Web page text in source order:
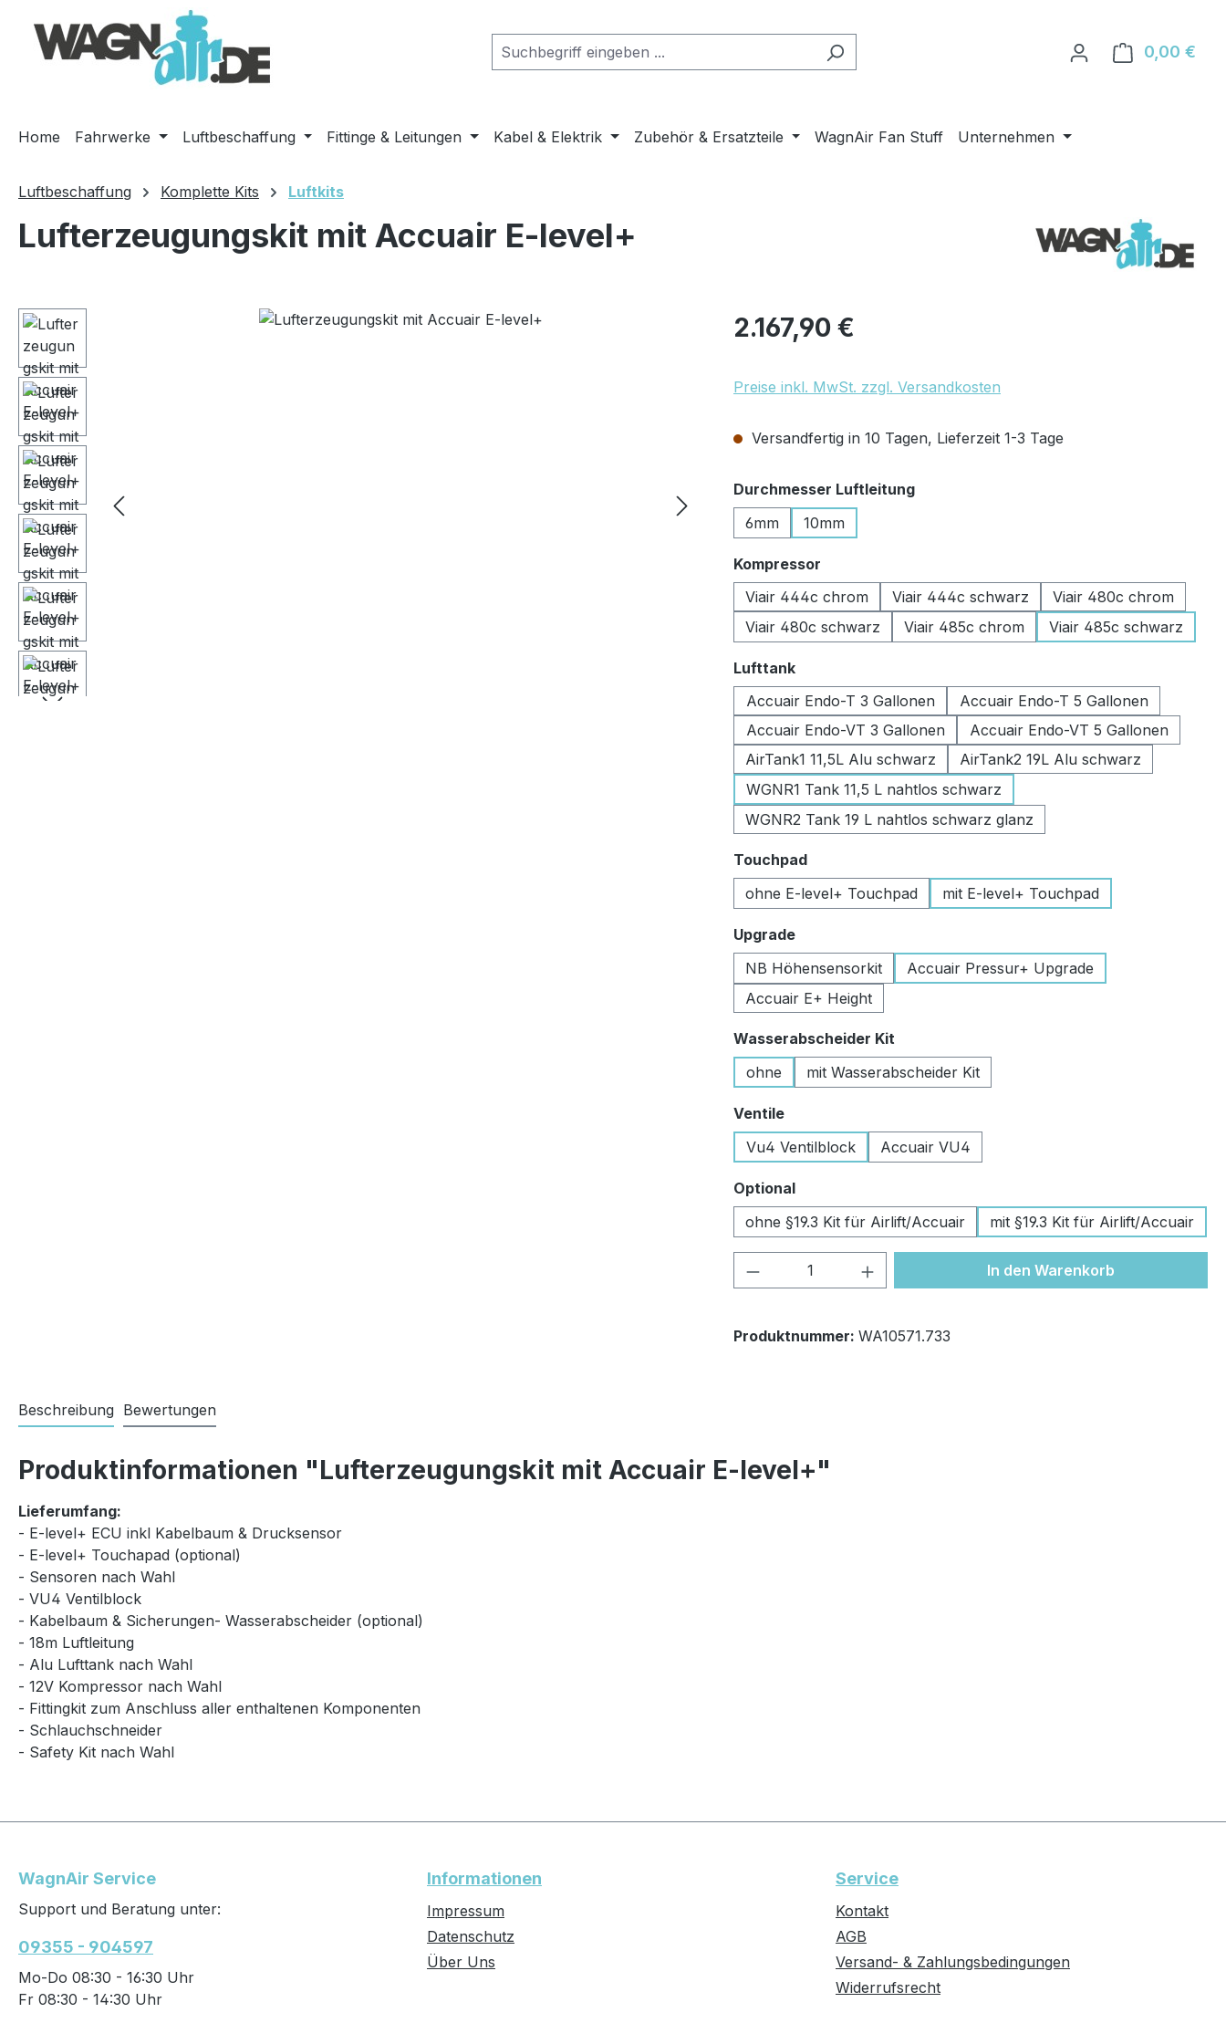
Hauptinhalt springen
Zur Suche springen
Zur Hauptnavigation springen
0,00 €
Home Fahrwerke Luftbeschaffung Fittinge & Leitungen Kabel & Elektrik Zubehör & Ersatzteile WagnAir Fan Stuff Unternehmen
Luftbeschaffung Komplette Kits Luftkits
Lufterzeugungskit mit Accuair E-level+
Bildergalerie überspringen Regulärer Preis:
2.167,90 €
Preise inkl. MwSt. zzgl. Versandkosten
Versandfertig in 10 Tagen, Lieferzeit 1-3 Tage
Durchmesser Luftleitungauswählen
6mm
10mm
Kompressor
Viair 444c chrom
Viair 444c schwarz
Viair 480c chrom
Viair 480c schwarz
Viair 485c chrom Viair 485c schwarz
Lufttankauswählen
Accuair Endo-T 3 Gallonen
Accuair Endo-T 5 Gallonen
Accuair Endo-VT 3 Gallonen
Accuair Endo-VT 5 Gallonen
AirTank1 11,5L Alu schwarz
AirTank2 19L Alu schwarz
WGNR1 Tank 11,5 L nahtlos schwarz
WGNR2 Tank 19 L nahtlos schwarz glanz
Touchpadauswählen
ohne E-level+ Touchpad
mit E-level+ Touchpad
Upgradeauswählen
NB Höhensensorkit
Accuair Pressur+ Upgrade
Accuair E+ Height
Wasserabscheider Kit
ohne
mit Wasserabscheider Kit
Ventileauswählen
Vu4 Ventilblock
Accuair VU4
Optionalauswählen
ohne §19.3 Kit für Airlift/Accuair
mit §19.3 Kit für Airlift/Accuair
Produkt Anzahl: Gib den gewünschten Wert
In den Warenkorb
Produktnummer: WA10571.733
Beschreibung Bewertungen
Produktinformationen "Lufterzeugungskit mit Accuair E-level+"
Lieferumfang:
- E-level+ ECU inkl Kabelbaum & Drucksensor
- E-level+ Touchapad (optional)
- Sensoren nach Wahl
- VU4 Ventilblock
- Kabelbaum & Sicherungen- Wasserabscheider (optional)
- 18m Luftleitung
- Alu Lufttank nach Wahl
- 12V Kompressor nach Wahl
- Fittingkit zum Anschluss aller enthaltenen Komponenten
- Schlauchschneider
- Safety Kit nach Wahl
WagnAir Service
Support und Beratung unter:
09355 - 904597
Mo-Do 08:30 - 16:30 Uhr
Fr 08:30 - 14:30 Uhr
Informationen
Impressum
Datenschutz
Über Uns
Service
Kontakt
AGB
Versand- & Zahlungsbedingungen
Widerrufsrecht